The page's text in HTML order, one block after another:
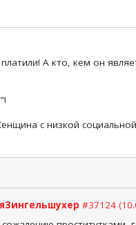
А кто, кем он
с низкой
#37124